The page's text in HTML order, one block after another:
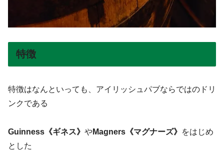
特徴
特徴はなんといっても、アイリッシュパブならではのドリ
ンクである
Guinness《ギネス》 やMagners《マグナーズ》 をはじめ
とした